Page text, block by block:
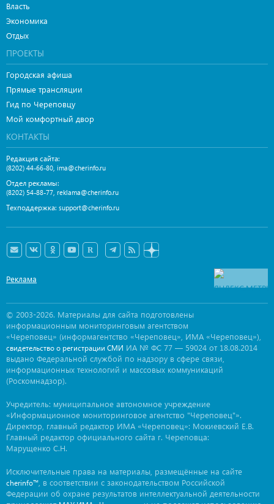
Власть
Экономика
Отдых
ПРОЕКТЫ
Городская афиша
Прямые трансляции
Гид по Череповцу
Мой комфортный двор
КОНТАКТЫ
Редакция сайта:
(8202) 44-66-80, ima@cherinfo.ru
Отдел рекламы:
(8202) 54-88-77, reklama@cherinfo.ru
Техподдержка: support@cherinfo.ru
Реклама
© 2003-2026. Материалы для сайта подготовлены
информационным мониторинговым агентством
«Череповец» (информагентство «Череповец», ИМА «Череповец»),
свидетельство о регистрации СМИ ИА № ФС 77 — 59024 от 18.08.2014
выдано Федеральной службой по надзору в сфере связи,
информационных технологий и массовых коммуникаций
(Роскомнадзор).
Учредитель: муниципальное автономное учреждение
«Информационное мониторинговое агентство "Череповец"».
Директор, главный редактор ИМА «Череповец»: Мокиевский Е.В.
Главный редактор официального сайта г. Череповца:
Марущенко С.Н.
Исключительные права на материалы, размещённые на сайте
cherinfo™ , в соответствии с законодательством Российской
Федерации об охране результатов интеллектуальной деятельности